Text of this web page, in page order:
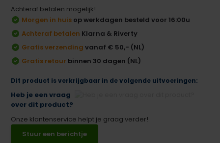
Achteraf betalen mogelijk!
Morgen in huis op werkdagen besteld voor 16:00u
Achteraf betalen Klarna & Riverty
Gratis verzending vanaf € 50,- (NL)
Gratis retour binnen 30 dagen (NL)
Dit product is verkrijgbaar in de volgende uitvoeringen:
Heb je een vraag
over dit product?
Onze klantenservice helpt je graag verder!
Stuur een berichtje